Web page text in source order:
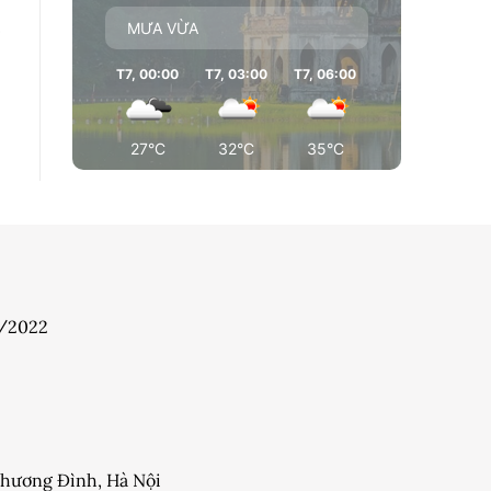
MƯA VỪA
T7, 00:00
27°C
T7, 03:00
32°C
T7, 06:00
35°C
2022
Đình, Hà Nội